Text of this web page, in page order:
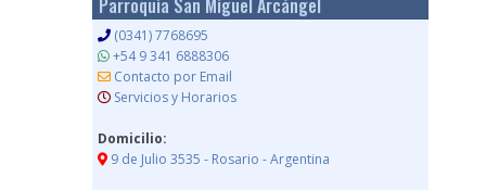
Parroquia San Miguel Arcángel
(0341) 7768695
+54 9 341 6888306
Contacto por Email
Servicios y Horarios
Domicilio:
9 de Julio 3535 - Rosario - Argentina